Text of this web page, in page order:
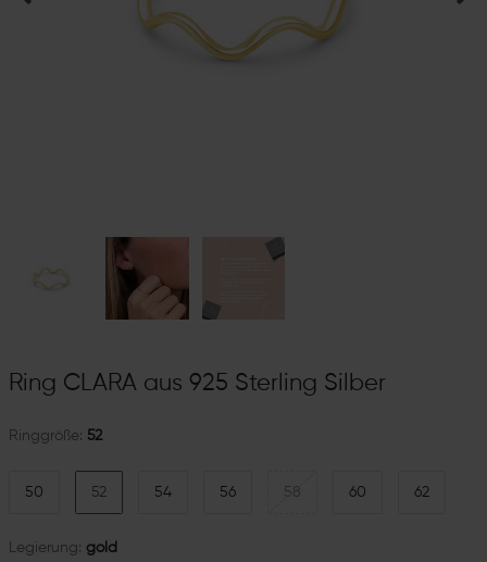
Ring CLARA aus 925 Sterling Silber
Ringgröße: 52
50 52 54 56 58 60 62
Legierung: gold